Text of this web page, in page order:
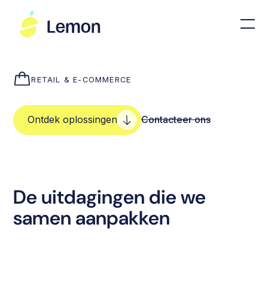
RETAIL & E-COMMERCE
Ontdek oplossingen Contacteer ons
De uitdagingen die we
samen aanpakken